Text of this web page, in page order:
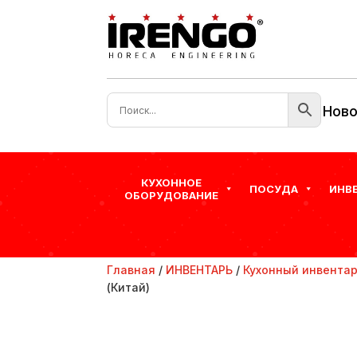
КУХОННОЕ
ОБОРУДОВАНИЕ
ПОСУДА
Главная / ИНВЕНТАРЬ / Кухонный
(Китай)